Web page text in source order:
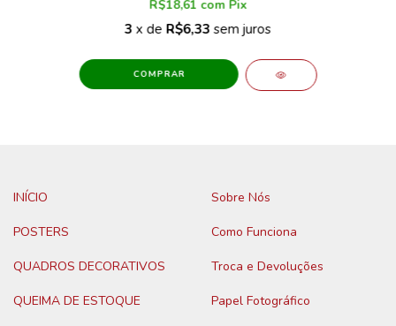
R$18,61 com Pix
3 x de R$6,33 sem juros
COMPRAR
INÍCIO
POSTERS
QUADROS DECORATIVOS
QUEIMA DE ESTOQUE
Sobre Nós
Como Funciona
Troca e Devoluções
Papel Fotográfico